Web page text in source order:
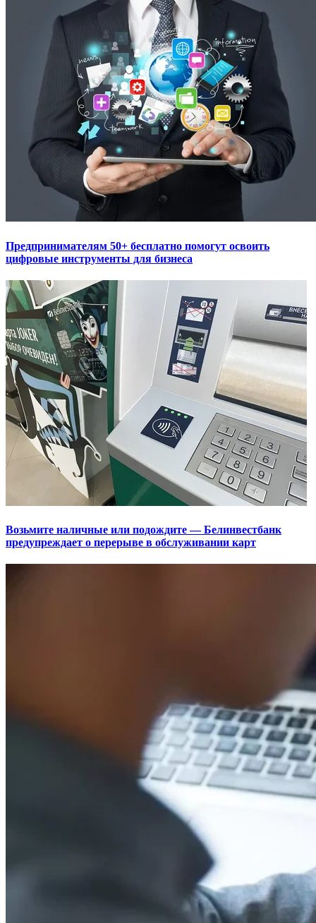
Предпринимателям 50+ бесплатно помогут освоить
цифровые инструменты для бизнеса
Возьмите наличные или подождите — Белинвестбанк
предупреждает о перерыве в обслуживании карт